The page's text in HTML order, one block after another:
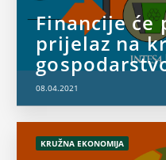
Financije će
prijelaz na
08.04.2021
KRUŽNA EKONOMIJA